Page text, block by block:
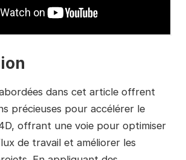
dans cet article offrent
précieuses pour accélérer le
offrant une voie pour optimiser
de travail et améliorer les